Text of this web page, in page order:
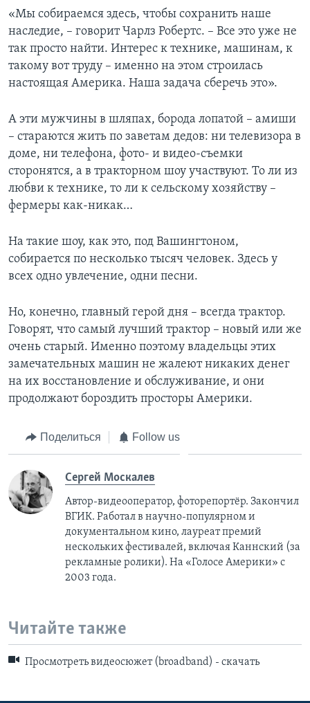
«Мы собираемся здесь, чтобы сохранить наше
наследие, – говорит Чарлз Робертс. – Все это уже не
так просто найти. Интерес к технике, машинам, к
такому вот труду – именно на этом строилась
настоящая Америка. Наша задача сберечь это».
А эти мужчины в шляпах, борода лопатой – амиши
– стараются жить по заветам дедов: ни телевизора в
доме, ни телефона, фото- и видео-съемки
сторонятся, а в тракторном шоу участвуют. То ли из
любви к технике, то ли к сельскому хозяйству –
фермеры как-никак…
На такие шоу, как это, под Вашингтоном,
собирается по несколько тысяч человек. Здесь у
всех одно увлечение, одни песни.
Но, конечно, главный герой дня – всегда трактор.
Говорят, что самый лучший трактор – новый или же
очень старый. Именно поэтому владельцы этих
замечательных машин не жалеют никаких денег
на их восстановление и обслуживание, и они
продолжают бороздить просторы Америки.
Поделиться Follow us
Сергей Москалев
Автор-видеооператор, фоторепортёр. Закончил
ВГИК. Работал в научно-популярном и
документальном кино, лауреат премий
нескольких фестивалей, включая Каннский (за
рекламные ролики). На «Голосе Америки» с
2003 года.
Читайте также
Просмотреть видеосюжет (broadband) - скачать